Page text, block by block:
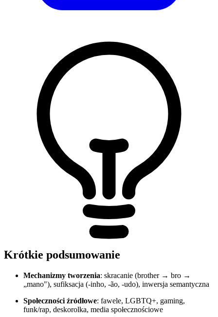
Krótkie podsumowanie
Mechanizmy tworzenia: skracanie (brother → bro →
„mano"), sufiksacja (-inho, -ão, -udo), inwersja semantyczna
Społeczności źródłowe: fawele, LGBTQ+, gaming,
funk/rap, deskorolka, media społecznościowe